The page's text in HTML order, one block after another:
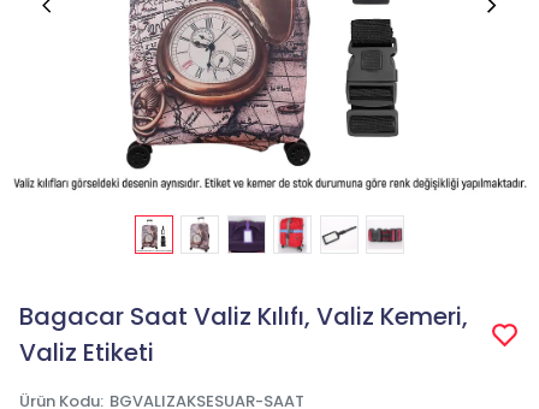
Bagacar Saat Valiz Kılıfı, Valiz Kemeri,
Valiz Etiketi
Ürün Kodu: BGVALIZAKSESUAR-SAAT